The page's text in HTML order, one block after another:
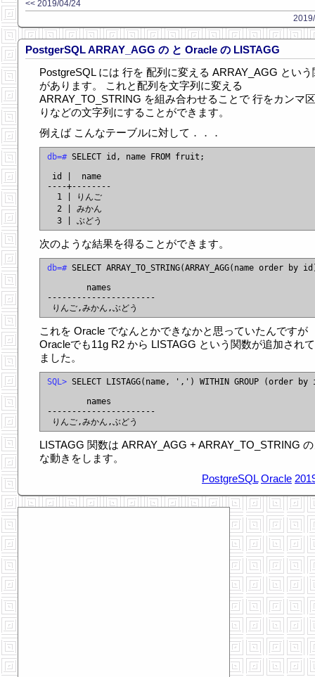
<< 2019/04/24
PostgerSQL ARRAY_AGG の と Oracle の LISTAGG
PostgreSQL には 行を 配列に変える ARRAY_AGG という
があります。 これと配列を文字列に変える
ARRAY_TO_STRING を組み合わせることで 行をカンマ
りなどの文字列にすることができます。
例えば こんなテーブルに対して．．．
db=# SELECT id, name FROM fruit;
id |  name
----+--------
  1 | りんご
  2 | みかん
次のような結果を得ることができます。
db=# SELECT ARRAY_TO_STRING(ARRAY_AGG(name
        names
----------------------
これを Oracle でなんとかできなかと思っていたんですが
Oracleでも11g R2 から LISTAGG という関数が追加され
ました。
SQL> SELECT LISTAGG(name, ',') WITHIN GROUP (order
        names
----------------------
LISTAGG 関数は ARRAY_AGG + ARRAY_TO_STRING
な動きをします。
PostgreSQL Oracle